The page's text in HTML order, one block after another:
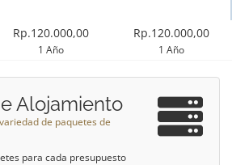
Rp.120.000,00
1 Año
Rp.120.000,00
1 Año
Alojamiento
de paquetes de
para cada presupuesto